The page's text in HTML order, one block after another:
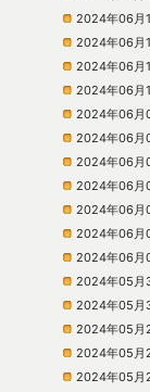
2024年06月
2024年06月
2024年06月
2024年06月
2024年06月
2024年06月
2024年06月
2024年06月
2024年06月
2024年06月
2024年06月
2024年05月
2024年05月
2024年05月
2024年05月
2024年05月